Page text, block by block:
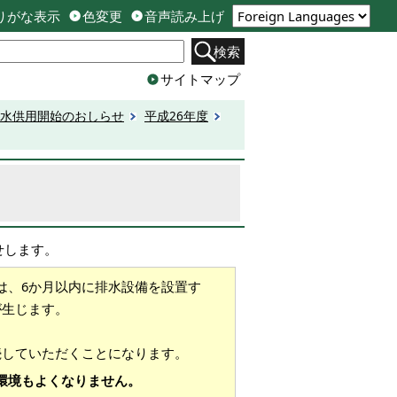
がな表示 色変更 音声読み上げ
検索
サイトマップ
供用開始のおしらせ
平成26年度
ます。
6か月以内に排水設備を設置す
じます。
ていただくことになります。
もよくなりません。